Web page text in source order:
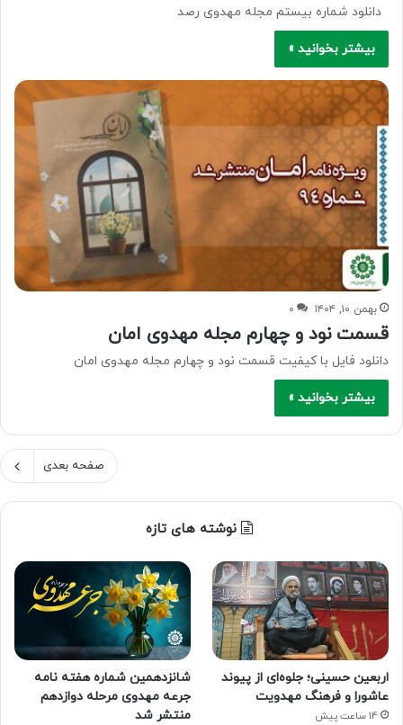
دانلود شماره بیستم مجله مهدوی رصد
بیشتر بخوانید »
بهمن ۱۰, ۱۴۰۴ ۰
قسمت نود و چهارم مجله مهدوی امان
دانلود فایل با کیفیت قسمت نود و چهارم مجله مهدوی امان
بیشتر بخوانید »
صفحه بعدی
نوشته های تازه
اربعین حسینی؛ جلوه‌ای از پیوند
عاشورا و فرهنگ مهدویت
14 ساعت پیش
شانزدهمین شماره هفته‌ نامه
جرعه مهدوی مرحله دوازدهم
منتشر شد